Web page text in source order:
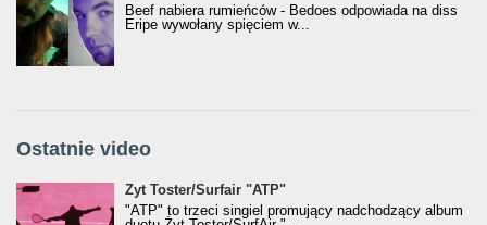
Beef nabiera rumieńców - Bedoes odpowiada na diss
Eripe wywołany spięciem w...
Ostatnie video
Żyt Toster/SurfAir - ATP VIDEO
Żyt Toster/Surfair "ATP"
"ATP" to trzeci singiel promujący nadchodzący album